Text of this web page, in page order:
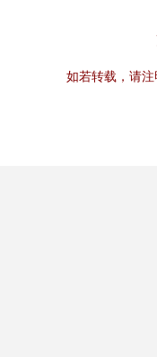
如若转载，请